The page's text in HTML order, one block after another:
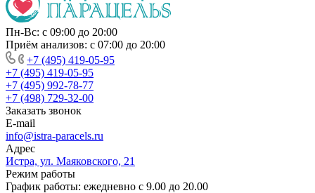
Пн-Вс: с 09:00 до 20:00
Приём анализов: с 07:00 до 20:00
+7 (495) 419-05-95
+7 (495) 419-05-95
+7 (495) 992-78-77
+7 (498) 729-32-00
Заказать звонок
E-mail
info@istra-paracels.ru
Адрес
Истра, ул. Маяковского, 21
Режим работы
График работы: ежедневно с 9.00 до 20.00